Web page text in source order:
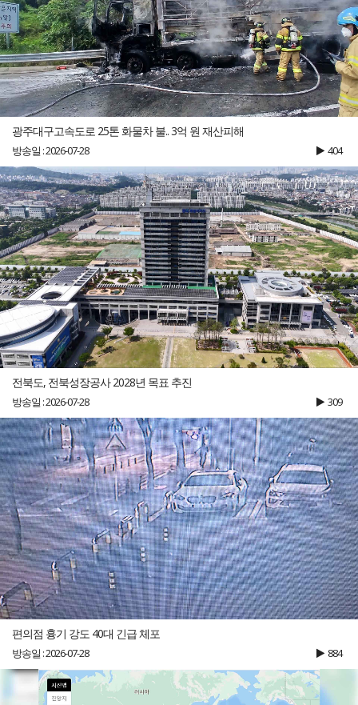
광주대구고속도로 25톤 화물차 불.. 3억 원 재산피해
방송일 : 2026-07-28 404
전북도, 전북성장공사 2028년 목표 추진
방송일 : 2026-07-28 309
편의점 흉기 강도 40대 긴급 체포
방송일 : 2026-07-28 884